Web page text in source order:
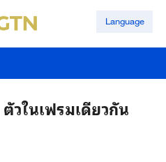
Language
วในเฟรมเดียวกัน